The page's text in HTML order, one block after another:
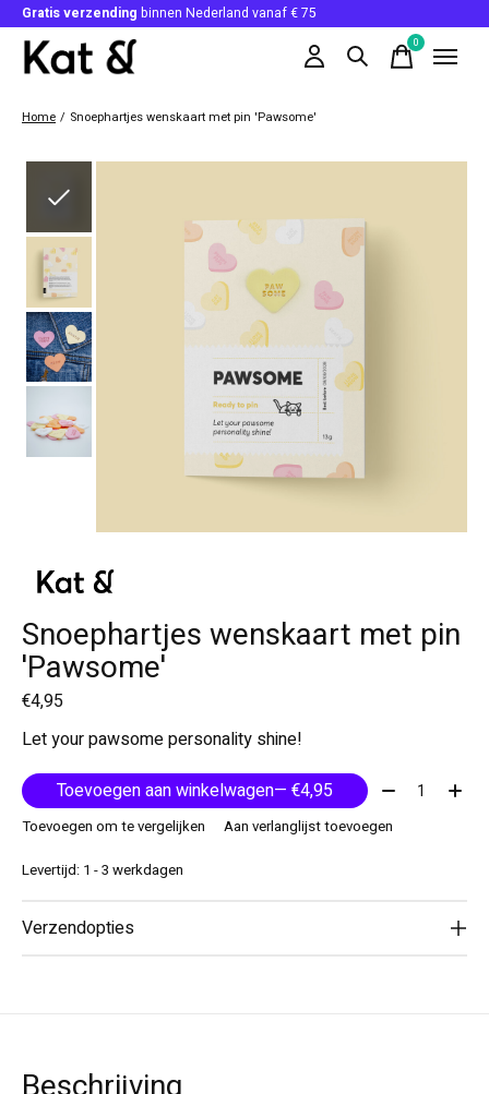
Gratis verzending binnen Nederland vanaf € 75
0items
Home / Snoephartjes wenskaart met pin 'Pawsome'
Snoephartjes wenskaart met pin
'Pawsome'
€4,95
Let your pawsome personality shine!
Toevoegen aan winkelwagen
— €4,95 Aantal:
Toevoegen om te vergelijken
Aan verlanglijst toevoegen
Levertijd: 1 - 3 werkdagen
Verzendopties